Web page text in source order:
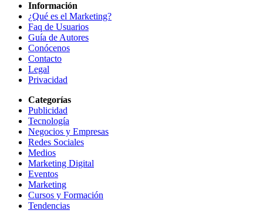
Información
¿Qué es el Marketing?
Faq de Usuarios
Guía de Autores
Conócenos
Contacto
Legal
Privacidad
Categorías
Publicidad
Tecnología
Negocios y Empresas
Redes Sociales
Medios
Marketing Digital
Eventos
Marketing
Cursos y Formación
Tendencias